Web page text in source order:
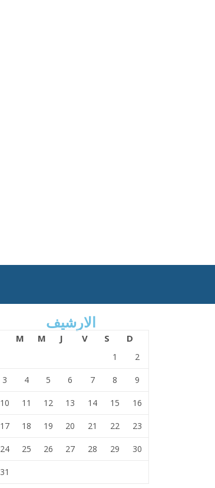
الارشيف
M M J V S D
1 2
3 4 5 6 7 8 9
10 11 12 13 14 15 16
17 18 19 20 21 22 23
24 25 26 27 28 29 30
31